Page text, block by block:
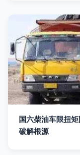
国六柴油车限扭
破解根源